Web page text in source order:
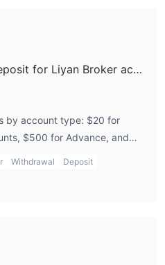
What is the minimum deposit for Liyan Broker accounts?
by account type: $20 for
$500 for Advance, and
traders with different
Withdrawal Deposit